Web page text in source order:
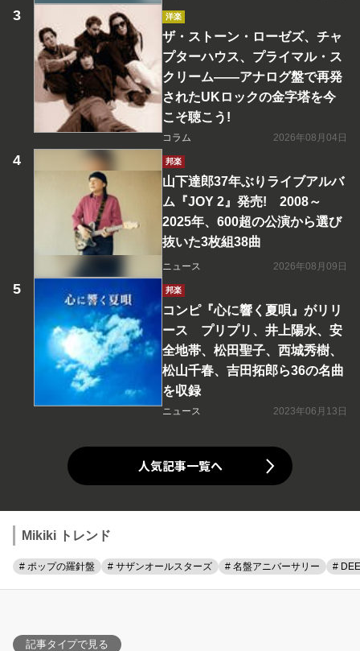
洋楽
ザ・ストーン・ローゼズ、チャ
プターハウス、プライマル・ス
クリーム――アナログ盤で再発
されたUKロックの金字塔を今
こそ聴こう!
コラム 2026年08月04日
邦楽
山下達郎37年ぶりライブアルバ
ム『JOY 2』発売! 2008～
2025年、600超の公演から選び
抜いた3枚組38曲
ニュース 2026年08月09日
邦楽
コンピ『心に響く夏唄』がリリ
ース プリプリ、井上陽水、安
全地帯、松田聖子、西城秀樹、
松山千春、吉田拓郎ら36の名曲
を収録
ニュース 2023年06月13日
人気記事一覧へ
Mikiki トレンド
# ポップの羅針盤 # サザンオールスターズ # 名盤アニバーサリー #
記事タイプで見る